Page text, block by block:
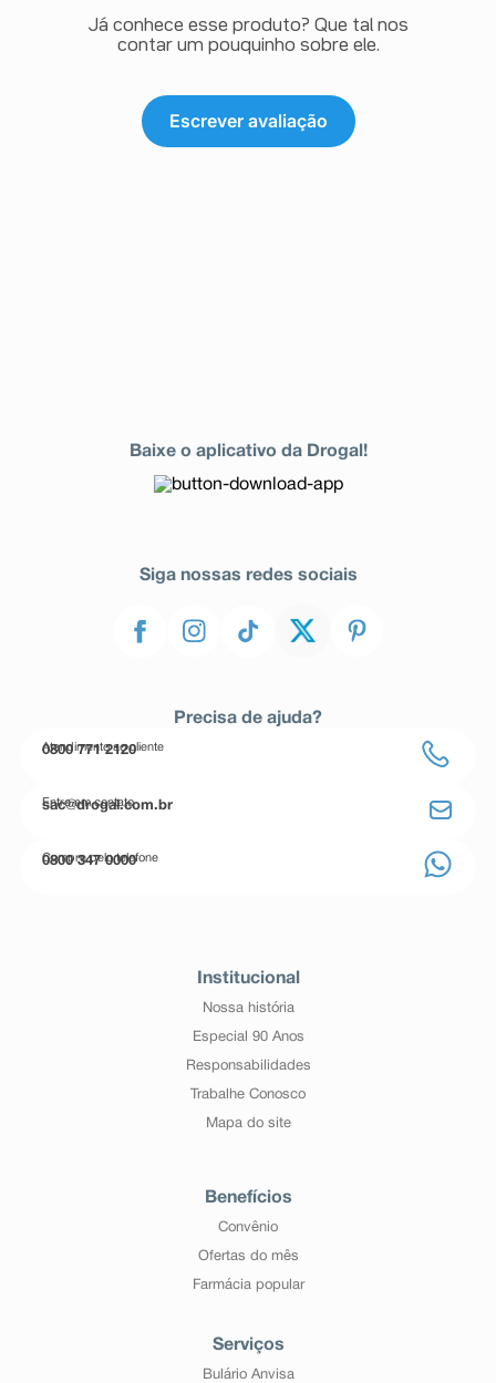
Já conhece esse produto? Que tal nos
contar um pouquinho sobre ele.
Escrever avaliação
Baixe o aplicativo da Drogal!
Siga nossas redes sociais
Precisa de ajuda?
Atendimento ao cliente
0800 771 2120
Entre em contato
sac@drogal.com.br
Compre pelo telefone
0800 347 0000
Institucional
Nossa história
Especial 90 Anos
Responsabilidades
Trabalhe Conosco
Mapa do site
Benefícios
Convênio
Ofertas do mês
Farmácia popular
Serviços
Bulário Anvisa